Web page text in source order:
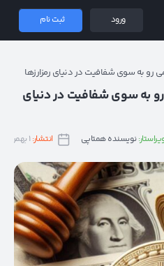
ورود ثبت نام
رو به سوی شفافیت در دنیای رمزارزها
به سوی شفافیت در دنیای
نویسنده همتاپی انتشار:۱ بهمن ۱۴۰۳